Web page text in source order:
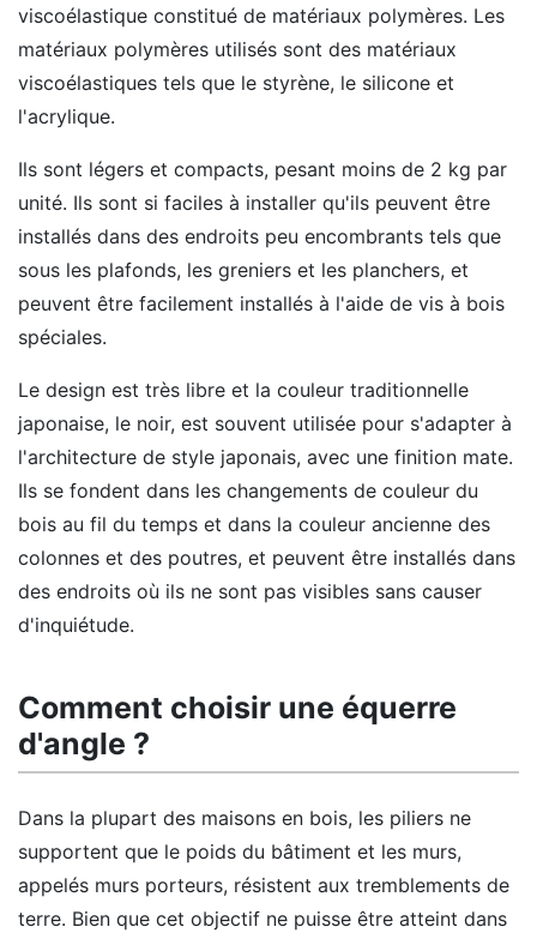
viscoélastique constitué de matériaux polymères. Les
matériaux polymères utilisés sont des matériaux
viscoélastiques tels que le styrène, le silicone et
l'acrylique.
Ils sont légers et compacts, pesant moins de 2 kg par
unité. Ils sont si faciles à installer qu'ils peuvent être
installés dans des endroits peu encombrants tels que
sous les plafonds, les greniers et les planchers, et
peuvent être facilement installés à l'aide de vis à bois
spéciales.
Le design est très libre et la couleur traditionnelle
japonaise, le noir, est souvent utilisée pour s'adapter à
l'architecture de style japonais, avec une finition mate.
Ils se fondent dans les changements de couleur du
bois au fil du temps et dans la couleur ancienne des
colonnes et des poutres, et peuvent être installés dans
des endroits où ils ne sont pas visibles sans causer
d'inquiétude.
Comment choisir une équerre
d'angle ?
Dans la plupart des maisons en bois, les piliers ne
supportent que le poids du bâtiment et les murs,
appelés murs porteurs, résistent aux tremblements de
terre. Bien que cet objectif ne puisse être atteint dans